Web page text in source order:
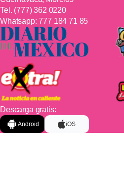
Tel. (777) 362 0220
Whatsapp:777 184 71 85
Descarga gratis:
Android iOS